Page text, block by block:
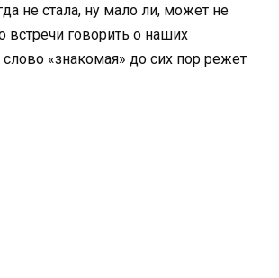
не стала, ну мало ли, может не
встречи говорить о наших
«знакомая» до сих пор режет